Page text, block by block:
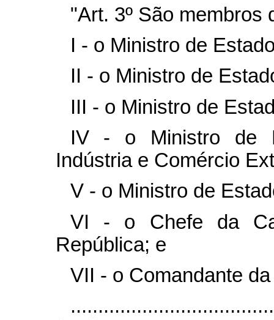
"Art. 3º São membros
I - o Ministro de
II - o Ministro de
III - o Ministro de
IV - o Ministro de
Indústria e Comércio
V - o Ministro de
VI - o Chefe da
República; e
VII - o Comandante